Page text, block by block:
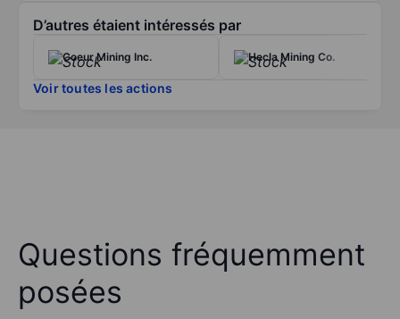
D’autres étaient intéressés par
Coeur Mining Inc. Hecla Mining Co.
Voir toutes les actions
Questions fréquemment
posées